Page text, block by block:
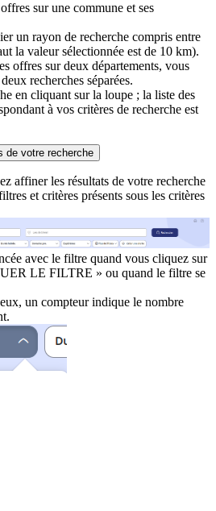
sur une commune et ses
un rayon de recherche compris entre
la valeur sélectionnée est de 10 km).
offres sur deux départements, vous
recherches séparées.
en cliquant sur la loupe ; la liste des
à vos critères de recherche est
de votre recherche
affiner les résultats de votre recherche
et critères présents sous les critères
avec le filtre quand vous cliquez sur
LE FILTRE » ou quand le filtre se
un compteur indique le nombre